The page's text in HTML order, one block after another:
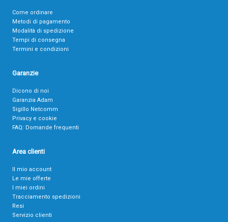
Come ordinare
Metodi di pagamento
Modalità di spedizione
Tempi di consegna
Termini e condizioni
Garanzie
Dicono di noi
Garanzia Adam
Sigillo Netcomm
Privacy e cookie
FAQ: Domande frequenti
Area clienti
Il mio account
Le mie offerte
I miei ordini
Tracciamento spedizioni
Resi
Servizio clienti